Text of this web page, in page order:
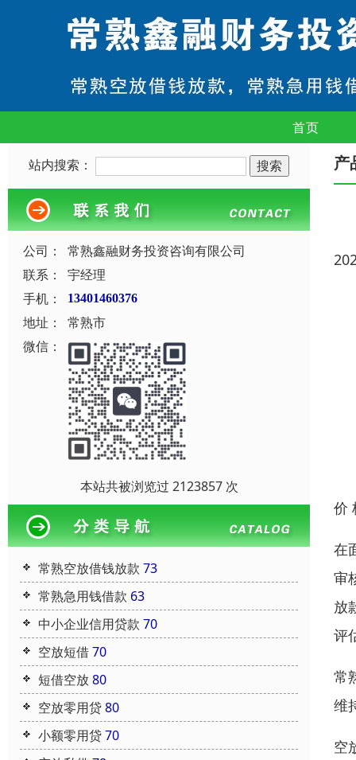
首页
站内搜索：
公司：
常熟鑫融财务投资咨询有限公司
联系：
宇经理
手机：
13401460376
地址：
常熟市
微信：
本站共被浏览过 2123857 次
常熟空放借钱放款 73
常熟急用钱借款 63
中小企业信用贷款 70
空放短借70
短借空放80
空放零用贷80
小额零用贷70
产
价
在
审
放
评
常
维
空